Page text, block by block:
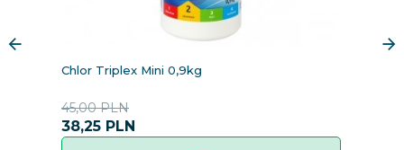
Chlor Triplex Mini 0,9kg
38,25 PLN
45,00 PLN